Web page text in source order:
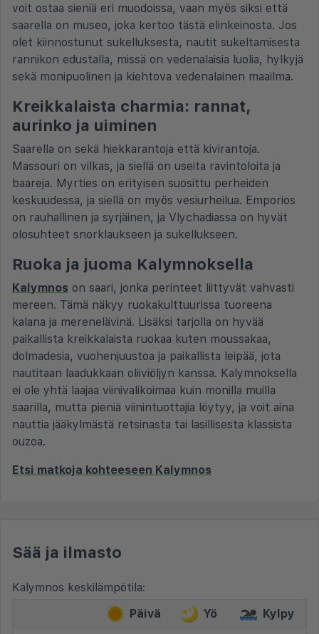
voit ostaa sieniä eri muodoissa, vaan myös siksi että
saarella on museo, joka kertoo tästä elinkeinosta. Jos
olet kiinnostunut sukelluksesta, nautit sukeltamisesta
rannikon edustalla, missä on vedenalaisia luolia, hylkyjä
sekä monipuolinen ja kiehtova vedenalainen maailma.
Kreikkalaista charmia: rannat,
aurinko ja uiminen
Saarella on sekä hiekkarantoja että kivirantoja.
Massouri on vilkas, ja siellä on useita ravintoloita ja
baareja. Myrties on erityisen suosittu perheiden
keskuudessa, ja siellä on myös vesiurheilua. Emporios
on rauhallinen ja syrjäinen, ja Vlychadiassa on hyvät
olosuhteet snorklaukseen ja sukellukseen.
Ruoka ja juoma Kalymnoksella
Kalymnos on saari, jonka perinteet liittyvät vahvasti
mereen. Tämä näkyy ruokakulttuurissa tuoreena
kalana ja merenelävinä. Lisäksi tarjolla on hyvää
paikallista kreikkalaista ruokaa kuten moussakaa,
dolmadesia, vuohenjuustoa ja paikallista leipää, jota
nautitaan laadukkaan oliiviöljyn kanssa. Kalymnoksella
ei ole yhtä laajaa viinivalikoimaa kuin monilla muilla
saarilla, mutta pieniä viinintuottajia löytyy, ja voit aina
nauttia jääkylmästä retsinasta tai lasillisesta klassista
ouzoa.
Etsi matkoja kohteeseen Kalymnos
Sää ja ilmasto
Kalymnos keskilämpötila:
Päivä
Yö Kylpy